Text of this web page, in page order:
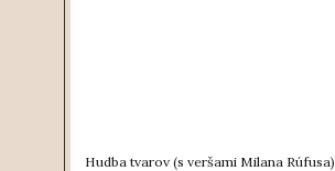
Hudba tvarov (s veršami Milana Rúfusa)